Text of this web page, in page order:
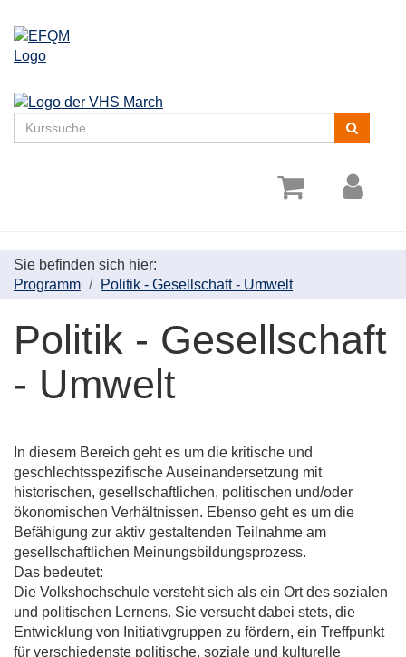
Kurse
suchen
Sie befinden sich hier:
Programm
Politik - Gesellschaft - Umwelt
Politik - Gesellschaft
- Umwelt
In diesem Bereich geht es um die kritische und
geschlechtsspezifische Auseinandersetzung mit
historischen, gesellschaftlichen, politischen und/oder
ökonomischen Verhältnissen. Ebenso geht es um die
Befähigung zur aktiv gestaltenden Teilnahme am
gesellschaftlichen Meinungsbildungsprozess.
Das bedeutet:
Die Volkshochschule versteht sich als ein Ort des sozialen
und politischen Lernens. Sie versucht dabei stets, die
Entwicklung von Initiativgruppen zu fördern, ein Treffpunkt
für verschiedenste politische, soziale und kulturelle